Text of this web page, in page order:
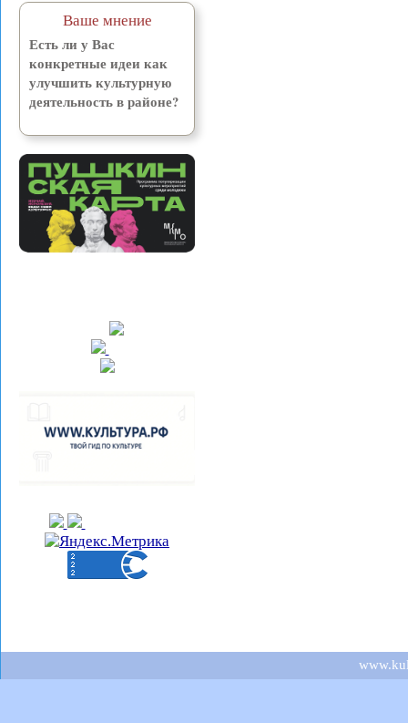
Ваше мнение
Есть ли у Вас
конкретные идеи как
улучшить культурную
деятельность в районе?